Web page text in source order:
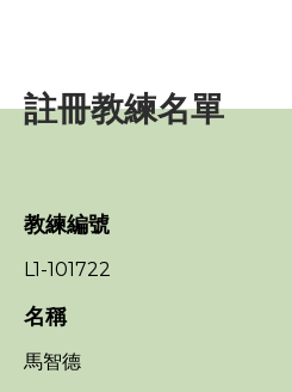
註冊教練名單
教練編號
L1-101722
名稱
馬智德